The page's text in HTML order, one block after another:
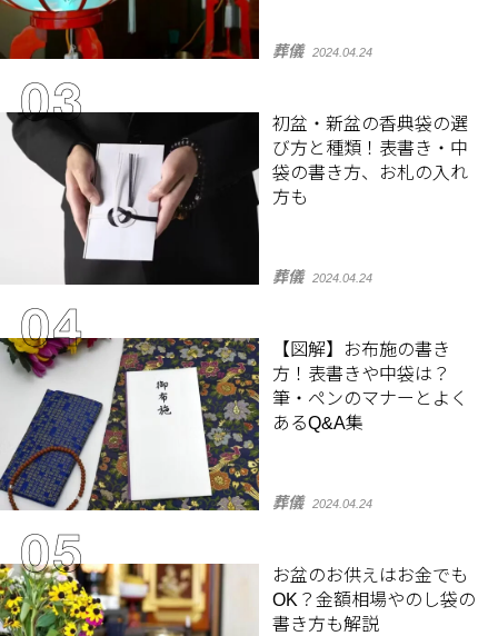
葬儀 2024.04.24
初盆・新盆の香典袋の選
び方と種類！表書き・中
袋の書き方、お札の入れ
方も
葬儀 2024.04.24
【図解】お布施の書き
方！表書きや中袋は？
筆・ペンのマナーとよく
あるQ&A集
葬儀 2024.04.24
お盆のお供えはお金でも
OK？金額相場やのし袋の
書き方も解説